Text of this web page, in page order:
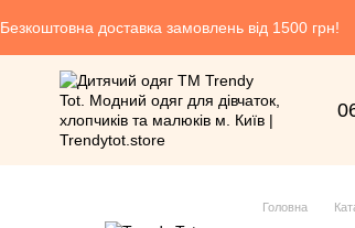
Безкоштовна доставка замовлень від 1500 грн!
Головна